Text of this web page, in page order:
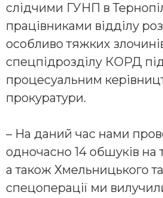
слідчими ГУНП в
працівниками відділу
особливо тяжких
спецпідрозділу КОРД
процесуальним
прокуратури.
– На даний час нами
одночасно 14 обшуків на
а також Хмельницького
спецоперації ми